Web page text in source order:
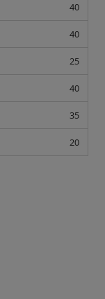
40
40
25
40
35
20